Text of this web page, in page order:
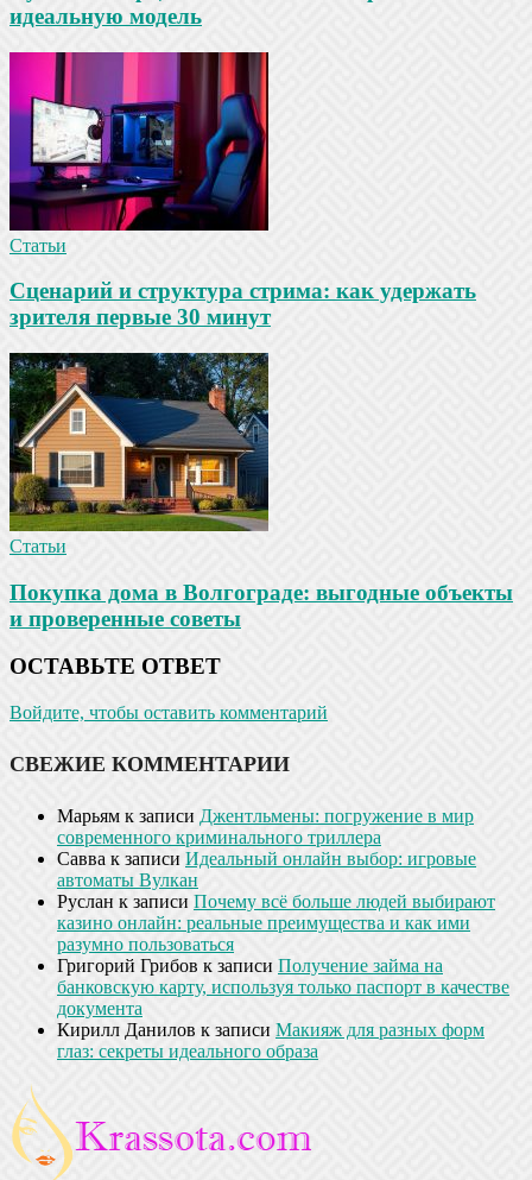
идеальную модель
Статьи
Сценарий и структура стрима: как удержать
зрителя первые 30 минут
Статьи
Покупка дома в Волгограде: выгодные объекты
и проверенные советы
ОСТАВЬТЕ ОТВЕТ
Войдите, чтобы оставить комментарий
СВЕЖИЕ КОММЕНТАРИИ
Марьям к записи Джентльмены: погружение в мир
современного криминального триллера
Савва к записи Идеальный онлайн выбор: игровые
автоматы Вулкан
Руслан к записи Почему всё больше людей выбирают
казино онлайн: реальные преимущества и как ими
разумно пользоваться
Григорий Грибов к записи Получение займа на
банковскую карту, используя только паспорт в качестве
документа
Кирилл Данилов к записи Макияж для разных форм
глаз: секреты идеального образа